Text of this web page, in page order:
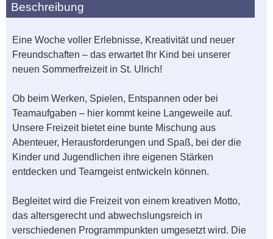
Beschreibung
Eine Woche voller Erlebnisse, Kreativität und neuer
Freundschaften – das erwartet Ihr Kind bei unserer
neuen Sommerfreizeit in St. Ulrich!
Ob beim Werken, Spielen, Entspannen oder bei
Teamaufgaben – hier kommt keine Langeweile auf.
Unsere Freizeit bietet eine bunte Mischung aus
Abenteuer, Herausforderungen und Spaß, bei der die
Kinder und Jugendlichen ihre eigenen Stärken
entdecken und Teamgeist entwickeln können.
Begleitet wird die Freizeit von einem kreativen Motto,
das altersgerecht und abwechslungsreich in
verschiedenen Programmpunkten umgesetzt wird. Die